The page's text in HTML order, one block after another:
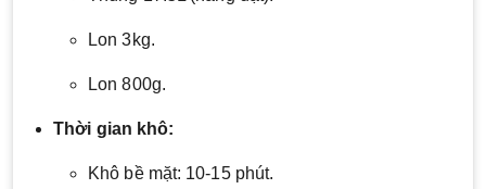
Lon 3kg.
Lon 800g.
Thời gian khô:
Khô bề mặt: 10-15 phút.